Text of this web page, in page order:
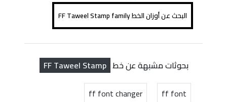
البحث عن أوزان الخط FF Taweel Stamp family
بحوثات مشبهة عن خط FF Taweel Stamp
ff font
ff font changer